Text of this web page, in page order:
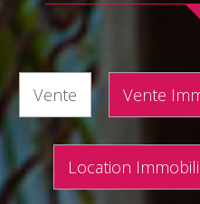
Vente Vente
Location